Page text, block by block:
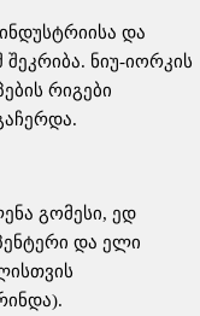
და
ნიუ-იორკის
რიგები
გომესი, ედ
და ელი